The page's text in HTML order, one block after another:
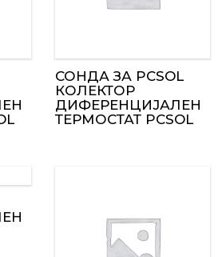
СОНДА ЗА PCSOL
КОЛЕКТОР
ДИФЕРЕНЦИЈАЛЕН
ТЕРМОСТАТ PCSOL